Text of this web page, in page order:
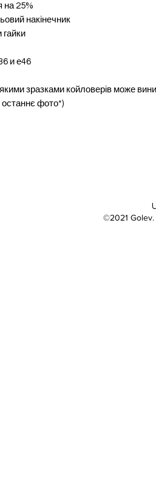
на 25%
накінечник
гайки
и е46
зразками койловерів може
останнє фото*)
©2021 Golev.